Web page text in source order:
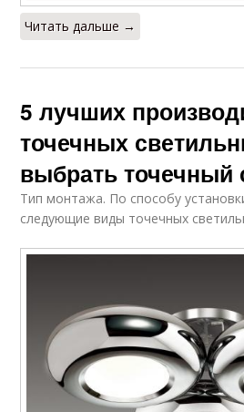
Читать дальше →
5 лучших
точечных
выбрать точечный
Тип монтажа. По способу
следующие виды точечных